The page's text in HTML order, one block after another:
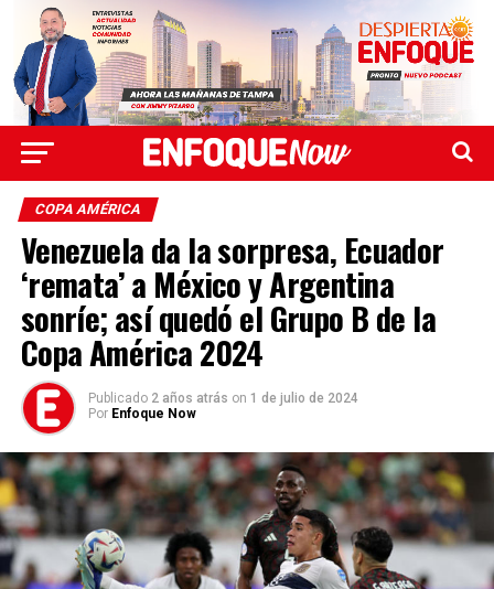
COPA AMÉRICA
Venezuela da la sorpresa, Ecuador
‘remata’ a México y Argentina
sonríe; así quedó el Grupo B de la
Copa América 2024
Publicado 2 años atrás on 1 de julio de 2024
Por Enfoque Now